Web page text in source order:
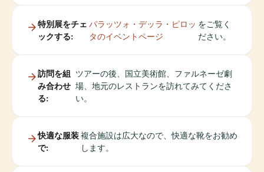
特別展をチェ
ックする:
パラッツォ・デッラ・ピロッ
タのイベントページ
をご覧く
ださい。
訪問を組
み合わせ
る:
ツアーの後、国立美術館、ファルネーゼ劇
場、地元のレストランを訪れてみてくださ
い。
快適な服装
で:
複合施設は広大なので、快適な靴をお勧め
します。